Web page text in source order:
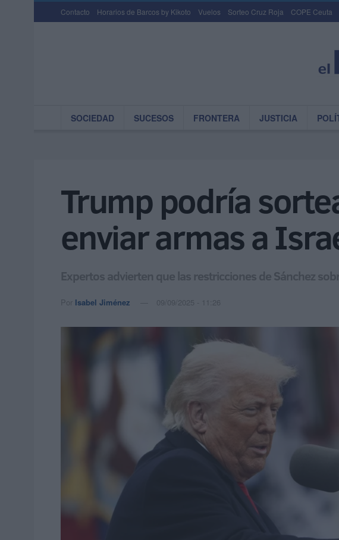
Contacto Horarios de Barcos by Kikoto Vuelos Sorteo Cruz Roja COPE Ceuta
SOCIEDAD SUCESOS FRONTERA JUSTICIA
Trump podría
enviar armas a
Expertos advierten que las restricciones de Sánchez
Por Isabel Jiménez 09/09/2025 - 11:26